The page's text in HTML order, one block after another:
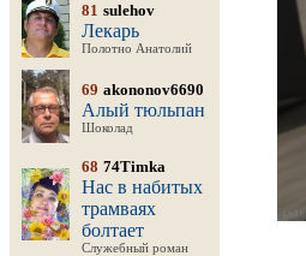
81 sulehov
Лекарь
Полотно Анатолий
69 akononov6690
Алый тюльпан
Шоколад
68 74Timka
Нас в набитых
трамваях
болтает
Служебный роман